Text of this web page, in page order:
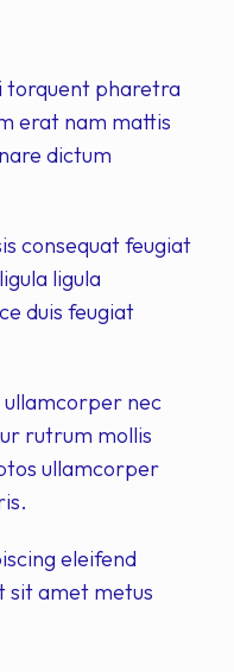
torquent pharetra
erat nam mattis
dictum
consequat feugiat
ligula
duis feugiat
nec
rutrum mollis
ullamcorper
eleifend
sit amet metus